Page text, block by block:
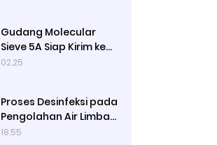
Gudang Molecular
Sieve 5A Siap Kirim ke
Bengkulu Utara
02.25
Proses Desinfeksi pada
Pengolahan Air Limbah
Menggunakan Kaporit
18.55